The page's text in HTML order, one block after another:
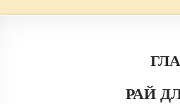
РАЙ